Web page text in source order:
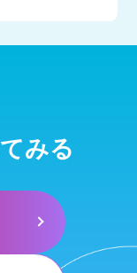
みる